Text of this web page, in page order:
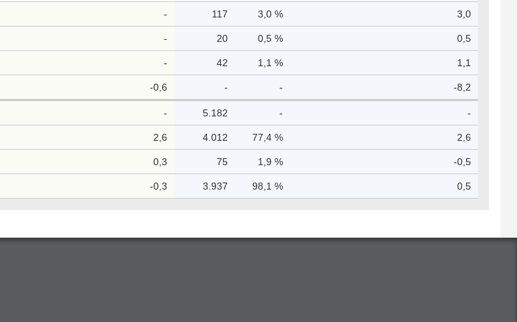
- 117 3,0 % 3,0
- 20 0,5 % 0,5
- 42 1,1 % 1,1
-0,6 - - -8,2
- 5.182 - -
2,6 4.012 77,4 % 2,6
0,3 75 1,9 % -0,5
-0,3 3.937 98,1 % 0,5